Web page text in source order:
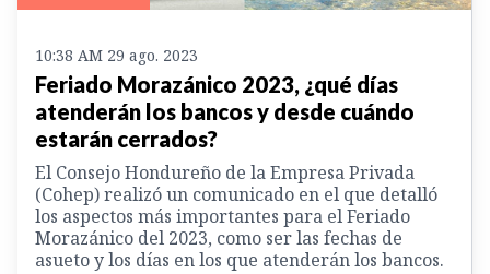
10:38 AM 29 ago. 2023
Feriado Morazánico 2023, ¿qué días
atenderán los bancos y desde cuándo
estarán cerrados?
El Consejo Hondureño de la Empresa Privada
(Cohep) realizó un comunicado en el que detalló
los aspectos más importantes para el Feriado
Morazánico del 2023, como ser las fechas de
asueto y los días en los que atenderán los bancos.